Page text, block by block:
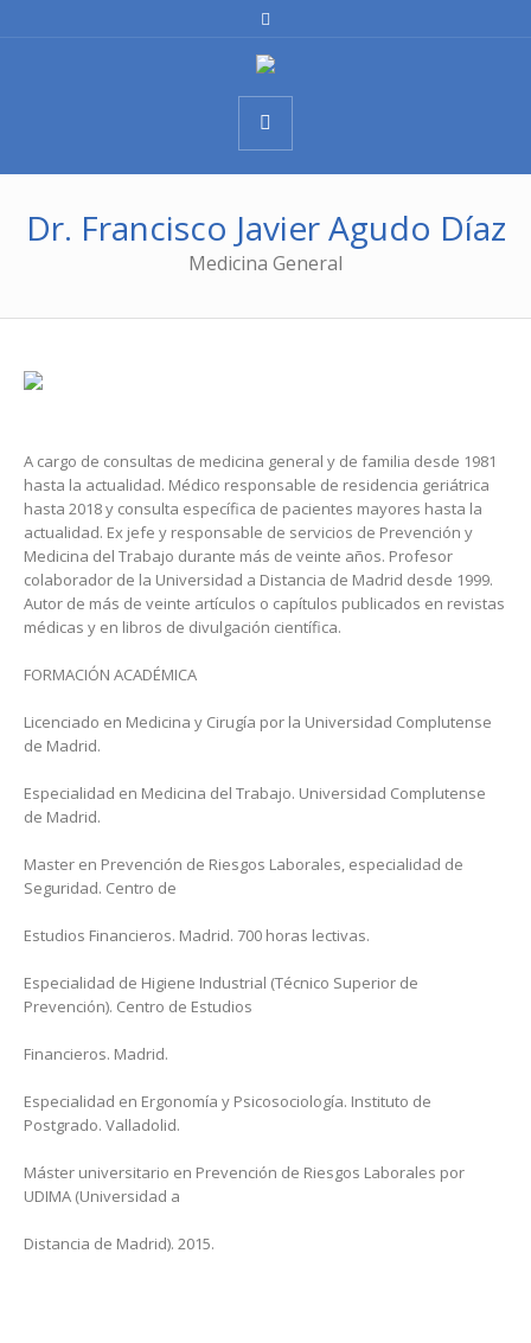
Dr. Francisco Javier Agudo Díaz
Medicina General
A cargo de consultas de medicina general y de familia desde 1981
hasta la actualidad. Médico responsable de residencia geriátrica
hasta 2018 y consulta específica de pacientes mayores hasta la
actualidad. Ex jefe y responsable de servicios de Prevención y
Medicina del Trabajo durante más de veinte años. Profesor
colaborador de la Universidad a Distancia de Madrid desde 1999.
Autor de más de veinte artículos o capítulos publicados en revistas
médicas y en libros de divulgación científica.
FORMACIÓN ACADÉMICA
Licenciado en Medicina y Cirugía por la Universidad Complutense
de Madrid.
Especialidad en Medicina del Trabajo. Universidad Complutense
de Madrid.
Master en Prevención de Riesgos Laborales, especialidad de
Seguridad. Centro de
Estudios Financieros. Madrid. 700 horas lectivas.
Especialidad de Higiene Industrial (Técnico Superior de
Prevención). Centro de Estudios
Financieros. Madrid.
Especialidad en Ergonomía y Psicosociología. Instituto de
Postgrado. Valladolid.
Máster universitario en Prevención de Riesgos Laborales por
UDIMA (Universidad a
Distancia de Madrid). 2015.